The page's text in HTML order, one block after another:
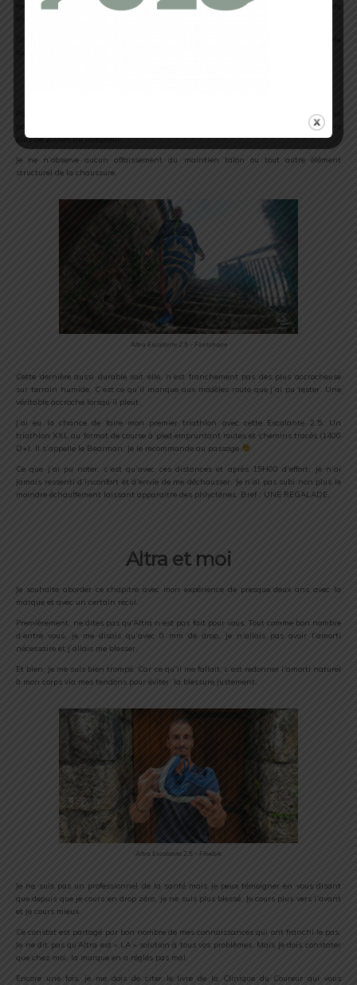
même moins que sur la Torin 4.0. J’ai tout de même privilégié la mise en place de
Particulièrement utilisée en entrainement pour tous types de séances, j’ai apprécié sa
polyvalence et sa durabilité. La semelle extérieure n’a quasiment pas bougé malgré
plus de 200km au compteur.
Je ne n’observe aucun affaissement du maintien talon ou tout autre élément
structurel de la chaussure.
Altra Escalante 2.5 – Footshape
Cette dernière aussi durable soit elle, n’est franchement pas des plus accrocheuse
sur terrain humide. C’est ce qu’il manque aux modèles route que j’ai pu tester. Une
véritable accroche lorsqu’il pleut.
J’ai eu la chance de faire mon premier triathlon avec cette Escalante 2.5. Un
triathlon XXL au format de course à pied empruntant routes et chemins tracés (1400
D+). Il s’appelle le Bearman. Je le recommande au passage
Ce que j’ai pu noter, c’est qu’avec ces distances et après 15H00 d’effort, je n’ai
jamais ressenti d’inconfort et d’envie de me déchausser. Je n’ai pas subi non plus le
moindre échauffement laissant apparaitre des phlyctènes. Bref : UNE REGALADE.
Altra et moi
Je souhaite aborder ce chapitre avec mon expérience de presque deux ans avec la
marque et avec un certain recul.
Premièrement, ne dites pas qu’Altra n’est pas fait pour vous. Tout comme bon nombre
d’entre vous, je me disais qu’avec 0 mm de drop, je n’allais pas avoir l’amorti
nécessaire et j’allais me blesser.
Et bien, je me suis bien trompé. Car ce qu’il me fallait, c’est redonner l’amorti naturel
à mon corps via mes tendons pour éviter la blessure justement.
Altra Escalante 2.5 – Flexible
Je ne suis pas un professionnel de la santé mais je peux témoigner en vous disant
que depuis que je cours en drop zéro, je ne suis plus blessé. Je cours plus vers l’avant
et je cours mieux.
Ce constat est partagé par bon nombre de mes connaissances qui ont franchi le pas.
Je ne dit pas qu’Altra est « LA » solution à tous vos problèmes. Mais je dois constater
que chez moi, la marque en a réglés pas mal.
Encore une fois, je me dois de citer le livre de la Clinique du Coureur qui vous